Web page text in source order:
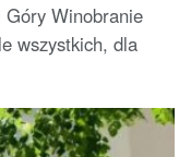
Winobranie
wszystkich, dla